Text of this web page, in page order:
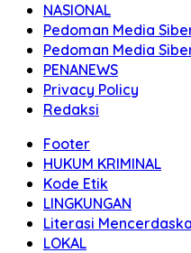
NASIONAL
Pedoman Media
Pedoman Media
PENANEWS
Privacy Policy
Redaksi
Footer
HUKUM KRIMINAL
Kode Etik
LINGKUNGAN
Literasi
LOKAL